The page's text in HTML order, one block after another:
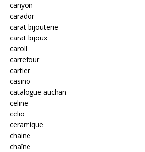
canyon
carador
carat bijouterie
carat bijoux
caroll
carrefour
cartier
casino
catalogue auchan
celine
celio
ceramique
chaine
chaîne